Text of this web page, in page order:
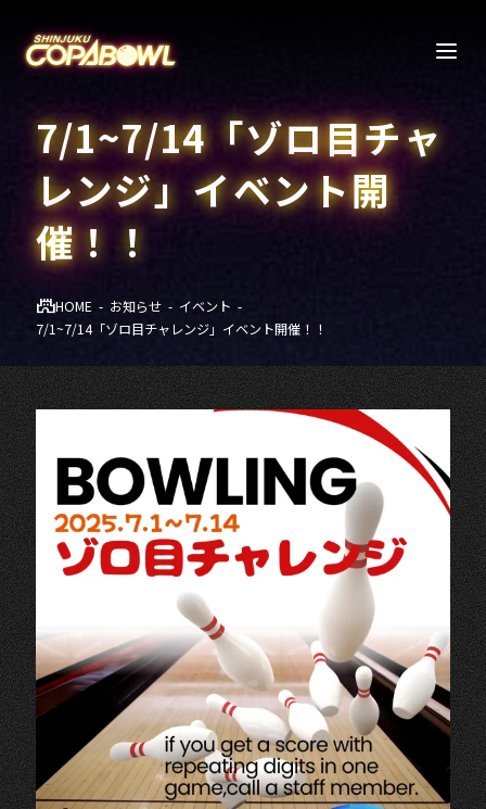
7/1~7/14「ゾロ目チャ
レンジ」イベント開
催！！
HOME お知らせ
イベント
7/1~7/14「ゾロ目チャレンジ」イベント開催！！